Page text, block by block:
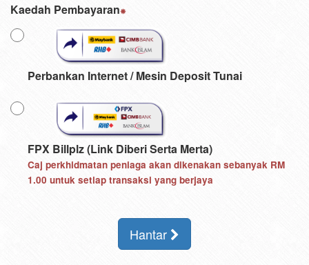
Kaedah Pembayaran
Perbankan Internet / Mesin Deposit Tunai
FPX Billplz (Link Diberi Serta Merta)
Caj perkhidmatan peniaga akan dikenakan sebanyak RM
1.00 untuk setiap transaksi yang berjaya
Hantar